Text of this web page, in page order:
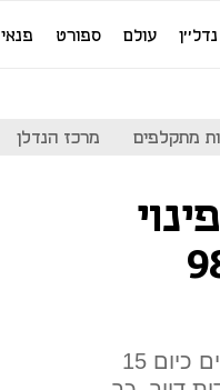
נדל''ן עולם ספורט פנאי
מתקלפים מרכז הנדלן
בעיר; 982
התוכנית תכלול 9 מגדלים בני 20 קומות. במתחם בנויים כיום 15